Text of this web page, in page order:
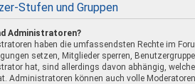
Stufen und Gruppen
Administratoren?
haben die umfassendsten Rechte im
setzen, Mitglieder sperren,
hat, sind allerdings davon abhängig,
Administratoren können auch volle